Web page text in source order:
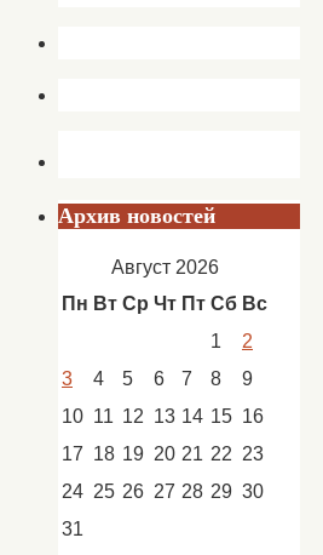
Архив новостей
Август 2026
Пн Вт Ср Чт Пт Сб Вс
1
2
3
4 5 6 7 8
9
10 11 12 13 14 15 16
17 18 19 20 21 22 23
24 25 26 27 28 29 30
31